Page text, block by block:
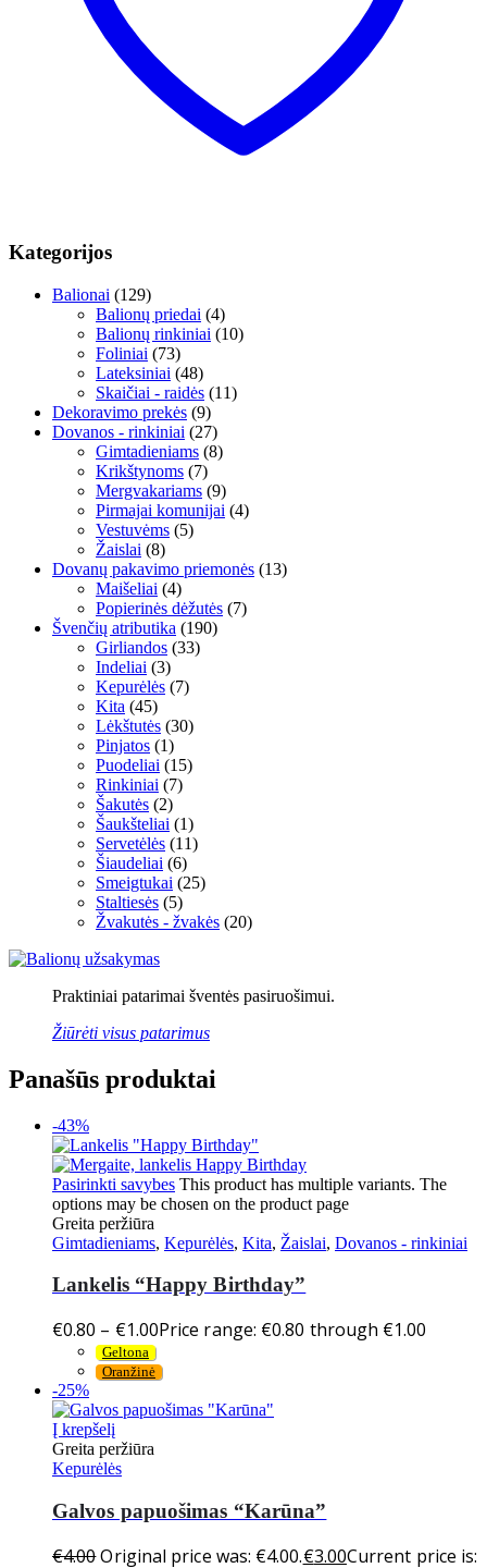
Kategorijos
Balionai (129)
Balionų priedai (4)
Balionų rinkiniai (10)
Foliniai (73)
Lateksiniai (48)
Skaičiai - raidės (11)
Dekoravimo prekės (9)
Dovanos - rinkiniai (27)
Gimtadieniams (8)
Krikštynoms (7)
Mergvakariams (9)
Pirmajai komunijai (4)
Vestuvėms (5)
Žaislai (8)
Dovanų pakavimo priemonės (13)
Maišeliai (4)
Popierinės dėžutės (7)
Švenčių atributika (190)
Girliandos (33)
Indeliai (3)
Kepurėlės (7)
Kita (45)
Lėkštutės (30)
Pinjatos (1)
Puodeliai (15)
Rinkiniai (7)
Šakutės (2)
Šaukšteliai (1)
Servetėlės (11)
Šiaudeliai (6)
Smeigtukai (25)
Staltiesės (5)
Žvakutės - žvakės (20)
Praktiniai patarimai šventės pasiruošimui.
Žiūrėti visus patarimus
Panašūs produktai
-43%
Pasirinkti savybes This product has multiple variants. The
options may be chosen on the product page
Greita peržiūra
Gimtadieniams, Kepurėlės, Kita, Žaislai, Dovanos - rinkiniai
Lankelis “Happy Birthday”
€0.80 – €1.00Price range: €0.80 through €1.00
Geltona
Oranžinė
-25%
Į krepšelį
Greita peržiūra
Kepurėlės
Galvos papuošimas “Karūna”
€4.00Original price was: €4.00.€3.00Current price is: